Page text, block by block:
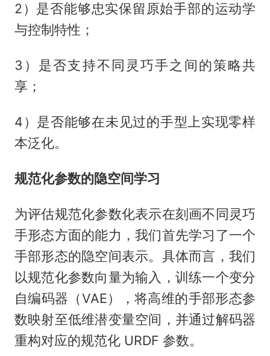
2）是否能够忠实保留原始手部的运动学
与控制特性；
3）是否支持不同灵巧手之间的策略共
享；
4）是否能够在未见过的手型上实现零样
本泛化。
规范化参数的隐空间学习
为评估规范化参数化表示在刻画不同灵巧
手形态方面的能力，我们首先学习了一个
手部形态的隐空间表示。具体而言，我们
以规范化参数向量为输入，训练一个变分
自编码器（VAE），将高维的手部形态参
数映射至低维潜变量空间，并通过解码器
重构对应的规范化 URDF 参数。